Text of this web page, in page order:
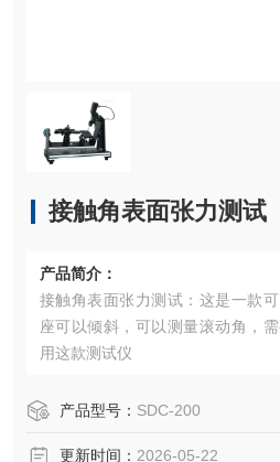
接触角表面张力测试
产品简介：
接触角表面张力测试：这是一款
座可以倾斜，可以测量滚动角，
用这款测试仪
产品型号： SDC-200
更新时间： 2026-05-22